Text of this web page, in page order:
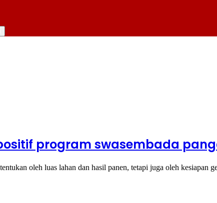
program swasembada
oleh luas lahan dan hasil panen, tetapi juga oleh kesiapan